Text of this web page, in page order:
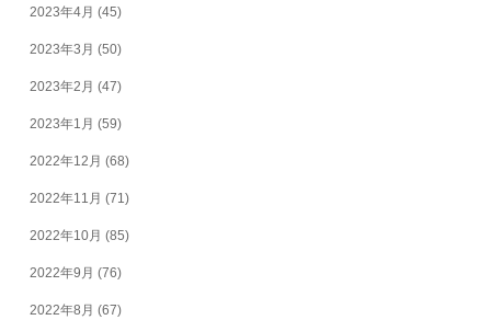
2023年4月 (45)
2023年3月 (50)
2023年2月 (47)
2023年1月 (59)
2022年12月 (68)
2022年11月 (71)
2022年10月 (85)
2022年9月 (76)
2022年8月 (67)